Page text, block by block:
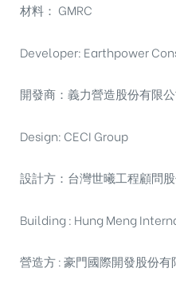
材料： GMRC
Developer: Earthpower
開發商：義力營造股份有限
Design: CECI Group
設計方：台灣世曦工程顧問
Building : Hung Meng
營造方 : 豪門國際開發股份有